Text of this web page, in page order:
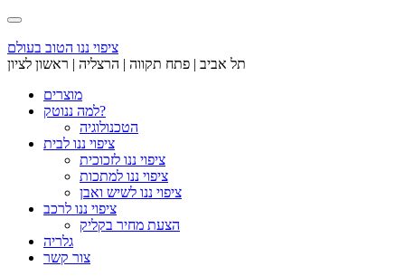
Skip
content
ציפוי ננו הטוב בעולם
תל אביב | פתח תקווה | הרצליה | ראשון לציון
מוצרים
למה ננוטק?
הטכנולוגיה
ציפוי ננו לבית
ציפוי ננו לזכוכית
ציפוי ננו למתכות
ציפוי ננו לשיש ואבן
ציפוי ננו לרכב
הצעת מחיר בקליק
גלריה
צור קשר